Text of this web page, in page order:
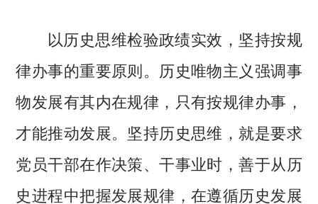
以历史思维检验政绩实效，坚持按规
律办事的重要原则。历史唯物主义强调事
物发展有其内在规律，只有按规律办事，
才能推动发展。坚持历史思维，就是要求
党员干部在作决策、干事业时，善于从历
史进程中把握发展规律，在遵循历史发展